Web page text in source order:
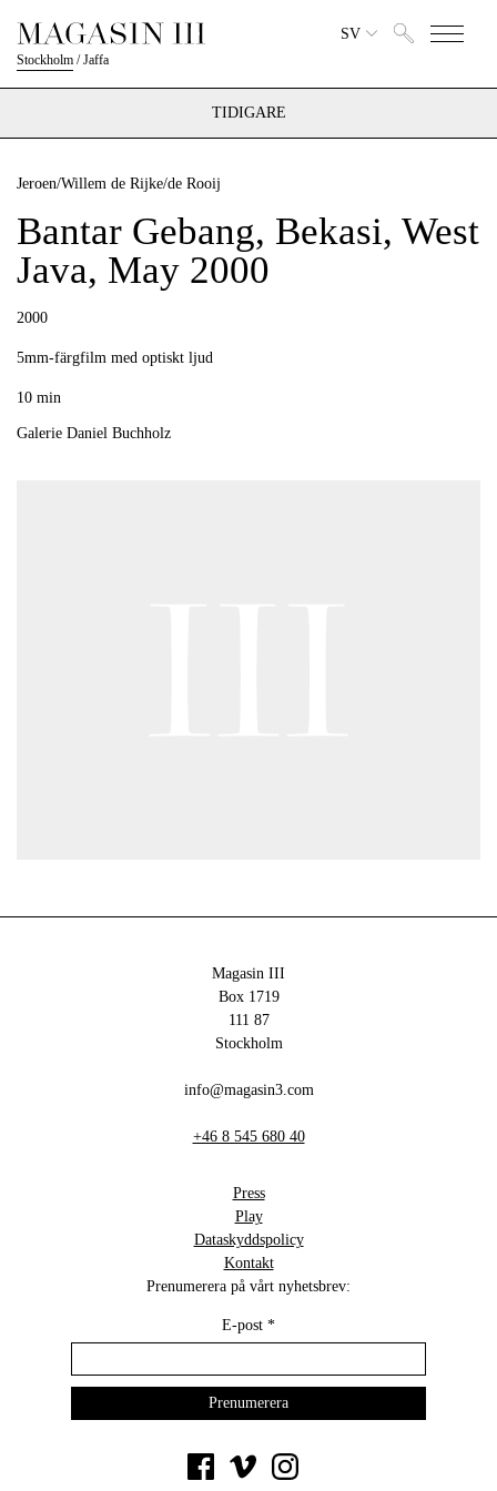
Stockholm /Jaffa
SV
TIDIGARE
Jeroen/Willem de Rijke/de Rooij
Bantar Gebang, Bekasi, West
Java, May 2000
2000
5mm-färgfilm med optiskt ljud
10 min
Galerie Daniel Buchholz
Magasin III
Box 1719
111 87
Stockholm
info@magasin3.com
+46 8 545 680 40
Press
Play
Dataskyddspolicy
Kontakt
Prenumerera på vårt nyhetsbrev:
E-post *